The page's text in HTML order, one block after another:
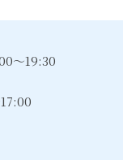
～19:30